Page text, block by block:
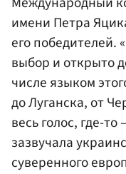
имени Петра
его победителей.
выбор и открыто
числе языком
до Луганска, от
весь голос, где-
зазвучала
суверенного